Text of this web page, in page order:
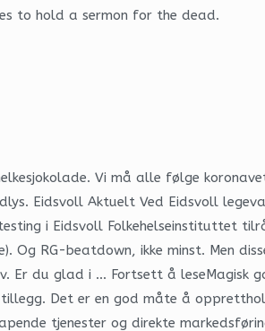
to hold a sermon for the dead.
Vi må alle følge
Eidsvoll Aktuelt Ved Eidsvoll
i Eidsvoll Folkehelseinstituttet
RG-beatdown, ikke minst. Men
Er du glad i … Fortsett å
Det er en god måte å
tjenester og direkte